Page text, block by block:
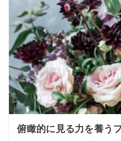
俯瞰的に見る力を養う